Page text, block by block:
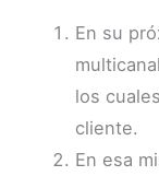
En su
los
cliente.
En esa